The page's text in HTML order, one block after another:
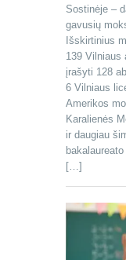
Sostinėje –
gavusių
Išskirtinius
139 Vilniaus
įrašyti 128
6 Vilniaus
Amerikos
Karalienės
ir daugiau
[…]